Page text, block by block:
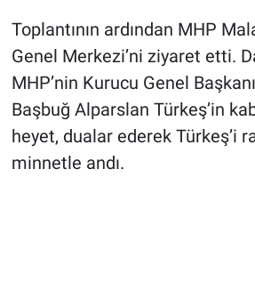
Toplantının ardından MHP
Genel Merkezi’ni ziyaret etti.
MHP’nin Kurucu Genel
Başbuğ Alparslan Türkeş’in
heyet, dualar ederek Türkeş’i
minnetle andı.